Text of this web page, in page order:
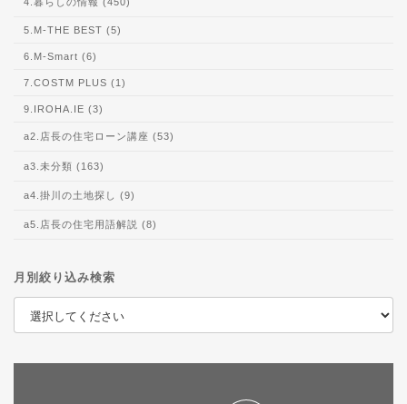
5.M-THE BEST (5)
6.M-Smart (6)
7.COSTM PLUS (1)
9.IROHA.IE (3)
a2.店長の住宅ローン講座 (53)
a3.未分類 (163)
a4.掛川の土地探し (9)
a5.店長の住宅用語解説 (8)
月別絞り込み検索